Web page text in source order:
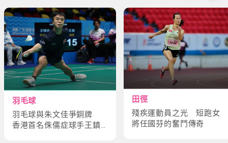
羽毛球
羽毛球與朱文佳爭銅牌
香港首名侏儒症球手王鎮
田徑
殘疾運動員之光 短跑女
將任國芬的奮鬥傳奇